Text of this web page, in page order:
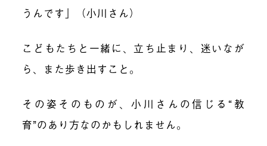
うんです」（小川さん）
こどもたちと一緒に、立ち止まり、迷いなが
ら、また歩き出すこと。
その姿そのものが、小川さんの信じる“教
育”のあり方なのかもしれません。